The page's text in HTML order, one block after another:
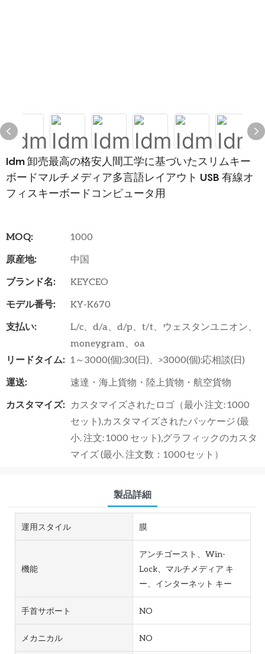
Idm 卸売最高の格安人間工学に基づいたスリムキー
ボードマルチメディア多言語レイアウト USB 有線オ
フィスキーボードコンピュータ用
MOQ:
1000
原産地:
中国
ブランド名:
KEYCEO
モデル番号:
KY-K670
支払い:
L/c、d/a、d/p、t/t、ウェスタンユニオン、
moneygram、oa
リードタイム: 1～3000(個):30(日)、>3000(個):応相談(日)
運送:
速達・海上貨物・陸上貨物・航空貨物
カスタマイズ:
カスタマイズされたロゴ（最小 注文: 1000
セット),カスタマイズされたパッケージ (最
小. 注文: 1000 セット),グラフィックのカスタ
マイズ (最小. 注文数：1000セット）
製品詳細
運用スタイル 膜
機能
アンチゴースト、Win-
Lock、マルチメディア キ
ー、インターネット キー
手首サポート NO
メカニカル NO